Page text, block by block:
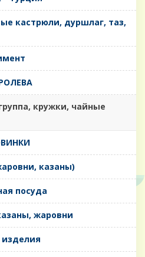
кастрюли, дуршлаг, таз,
кружки, чайные
казаны)
посуда
жаровни